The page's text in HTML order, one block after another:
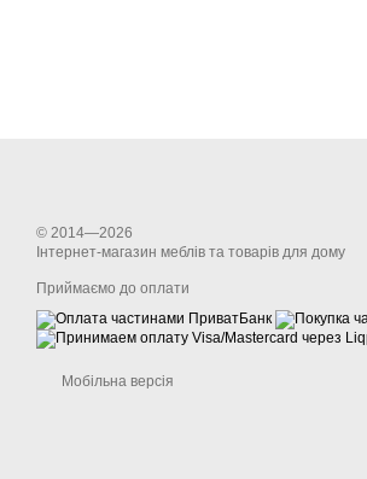
© 2014—2026
Інтернет-магазин меблів та товарів для дому
Приймаємо до оплати
Мобільна версія